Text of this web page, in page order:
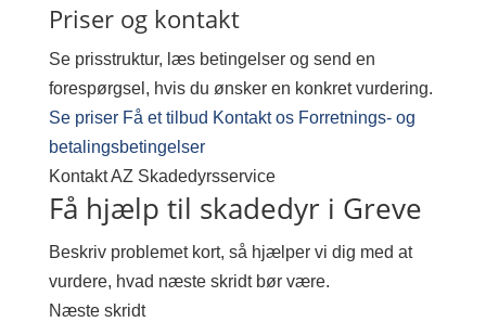
Priser og kontakt
Se prisstruktur, læs betingelser og send en
forespørgsel, hvis du ønsker en konkret vurdering.
Se priser Få et tilbud Kontakt os Forretnings- og
betalingsbetingelser
Kontakt AZ Skadedyrsservice
Få hjælp til skadedyr i Greve
Beskriv problemet kort, så hjælper vi dig med at
vurdere, hvad næste skridt bør være.
Næste skridt